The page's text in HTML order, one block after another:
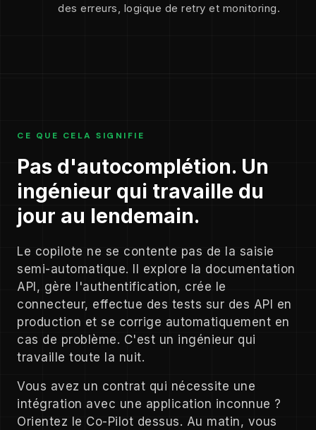
des erreurs, logique de retry et monitoring.
CE QUE CELA SIGNIFIE
Pas d'autocomplétion. Un
ingénieur qui travaille du
jour au lendemain.
Le copilote ne se contente pas de la saisie
semi-automatique. Il explore la documentation
API, gère l'authentification, crée le
connecteur, effectue des tests sur des API en
production et se corrige automatiquement en
cas de problème. C'est un ingénieur qui
travaille toute la nuit.
Vous avez un contrat qui nécessite une
intégration avec une application inconnue ?
Orientez le Co-Pilot dessus. Au matin, vous